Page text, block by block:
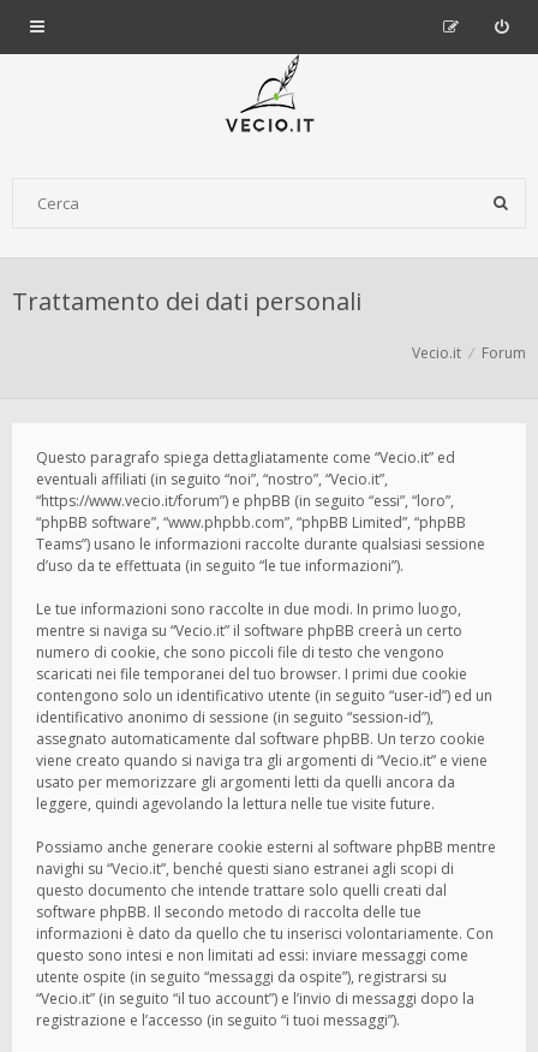
Trattamento dei dati personali
Vecio.it Forum
Questo paragrafo spiega dettagliatamente come “Vecio.it” ed
eventuali affiliati (in seguito “noi”, “nostro”, “Vecio.it”,
“https://www.vecio.it/forum”) e phpBB (in seguito “essi”, “loro”,
“phpBB software”, “www.phpbb.com”, “phpBB Limited”, “phpBB
Teams”) usano le informazioni raccolte durante qualsiasi sessione
d’uso da te effettuata (in seguito “le tue informazioni”).
Le tue informazioni sono raccolte in due modi. In primo luogo,
mentre si naviga su “Vecio.it” il software phpBB creerà un certo
numero di cookie, che sono piccoli file di testo che vengono
scaricati nei file temporanei del tuo browser. I primi due cookie
contengono solo un identificativo utente (in seguito “user-id”) ed un
identificativo anonimo di sessione (in seguito “session-id”),
assegnato automaticamente dal software phpBB. Un terzo cookie
viene creato quando si naviga tra gli argomenti di “Vecio.it” e viene
usato per memorizzare gli argomenti letti da quelli ancora da
leggere, quindi agevolando la lettura nelle tue visite future.
Possiamo anche generare cookie esterni al software phpBB mentre
navighi su “Vecio.it”, benché questi siano estranei agli scopi di
questo documento che intende trattare solo quelli creati dal
software phpBB. Il secondo metodo di raccolta delle tue
informazioni è dato da quello che tu inserisci volontariamente. Con
questo sono intesi e non limitati ad essi: inviare messaggi come
utente ospite (in seguito “messaggi da ospite”), registrarsi su
“Vecio.it” (in seguito “il tuo account”) e l’invio di messaggi dopo la
registrazione e l’accesso (in seguito “i tuoi messaggi”).